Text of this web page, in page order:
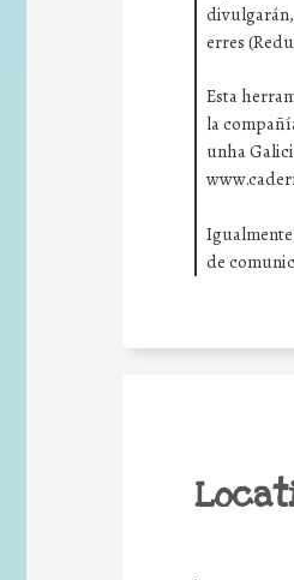
erres
Esta
la
unha
de